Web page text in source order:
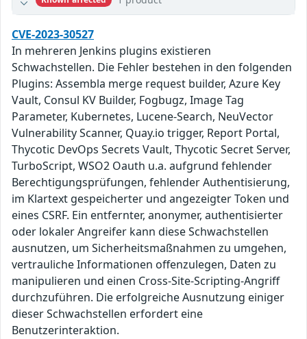
CVE-2023-30527
In mehreren Jenkins plugins existieren
Schwachstellen. Die Fehler bestehen in den folgenden
Plugins: Assembla merge request builder, Azure Key
Vault, Consul KV Builder, Fogbugz, Image Tag
Parameter, Kubernetes, Lucene-Search, NeuVector
Vulnerability Scanner, Quay.io trigger, Report Portal,
Thycotic DevOps Secrets Vault, Thycotic Secret Server,
TurboScript, WSO2 Oauth u.a. aufgrund fehlender
Berechtigungsprüfungen, fehlender Authentisierung,
im Klartext gespeicherter und angezeigter Token und
eines CSRF. Ein entfernter, anonymer, authentisierter
oder lokaler Angreifer kann diese Schwachstellen
ausnutzen, um Sicherheitsmaßnahmen zu umgehen,
vertrauliche Informationen offenzulegen, Daten zu
manipulieren und einen Cross-Site-Scripting-Angriff
durchzuführen. Die erfolgreiche Ausnutzung einiger
dieser Schwachstellen erfordert eine
Benutzerinteraktion.